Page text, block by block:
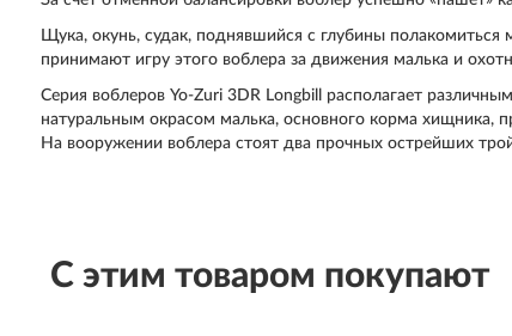
Щука, окунь, судак, поднявшийся с глубины
принимают игру этого воблера за движения малька и
Серия воблеров Yo-Zuri 3DR Longbill располагает
натуральным окрасом малька, основного корма хищника,
На вооружении воблера стоят два прочных острейших
С этим товаром покупают